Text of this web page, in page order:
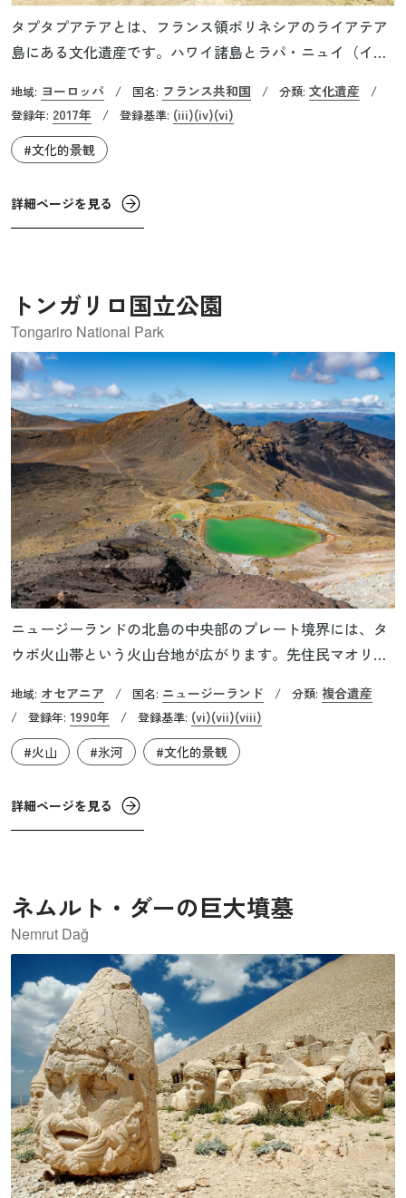
タプタプアテアとは、フランス領ポリネシアのライアテア
島にある文化遺産です。ハワイ諸島とラパ・ニュイ（イー
る三角地帯は「ポリネシアン・トライアングル」と呼ば
れ、ポリネシア文化圏の定義のひとつとなっていますが、
ライアテア島はこの三角地帯の中心に位置しています。こ
ラエ（祭祀場）群のある島と海、ラグーン、サンゴ礁、森
林に覆われた2つの谷の美しい景観で構成されています。
地域: ヨーロッパ / 国名: フランス共和国 / 分類: 文化遺産
/
登録年: 2017年 / 登録基準: (iii)(iv)(vi)
#文化的景観
詳細ページを見る
トンガリロ国立公園
Tongariro National Park
ニュージーランドの北島の中央部のプレート境界には、タ
ウポ火山帯という火山台地が広がります。先住民マオリ
に著名なイギリス人探検家ジェームズ・クックが調査に入
ります。イギリス人の入植の始まりでした。1840年にニュ
ージーランドは英国の植民地となり、マオリの聖地は放牧
ツキノ4世は、この土地を将来にわたって守り抜くため、
英国女王に土地を寄進する代わりに、国家の保護下に置く
地域: オセアニア / 国名: ニュージーランド / 分類: 複合遺産
/ 登録年: 1990年 / 登録基準: (vi)(vii)(viii)
#火山
#氷河 #文化的景観
詳細ページを見る
ネムルト・ダーの巨大墳墓
Nemrut Dağ